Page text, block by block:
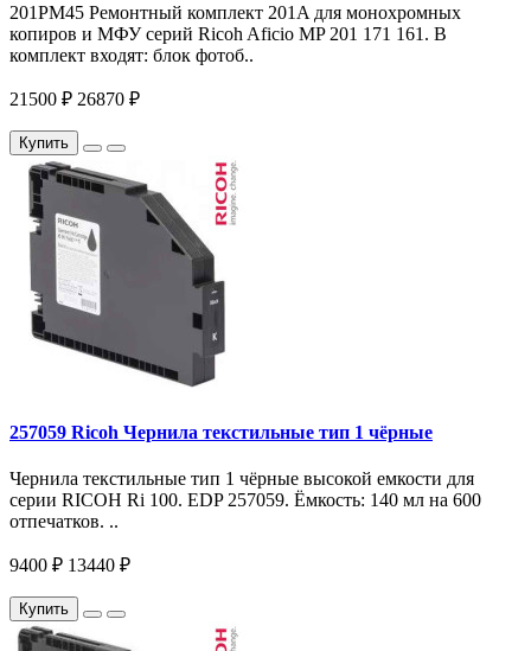
201PM45 Ремонтный комплект 201A для монохромных
копиров и МФУ серий Ricoh Aficio MP 201 171 161. В
комплект входят: блок фотоб..
21500 ₽ 26870 ₽
Купить
257059 Ricoh Чернила текстильные тип 1 чёрные
Чернила текстильные тип 1 чёрные высокой емкости для
серии RICOH Ri 100. EDP 257059. Ёмкость: 140 мл на 600
отпечатков. ..
9400 ₽ 13440 ₽
Купить